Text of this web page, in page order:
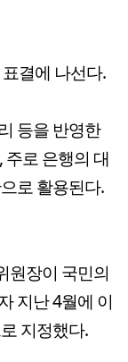
결에 나선다.
등을 반영한
로 은행의 대
로 활용된다.
원장이 국민의
지난 4월에 이
지정했다.